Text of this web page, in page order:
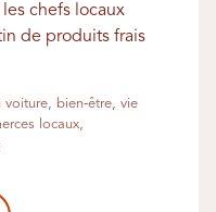
chefs locaux
de produits frais
voiture, bien-être, vie
locaux,